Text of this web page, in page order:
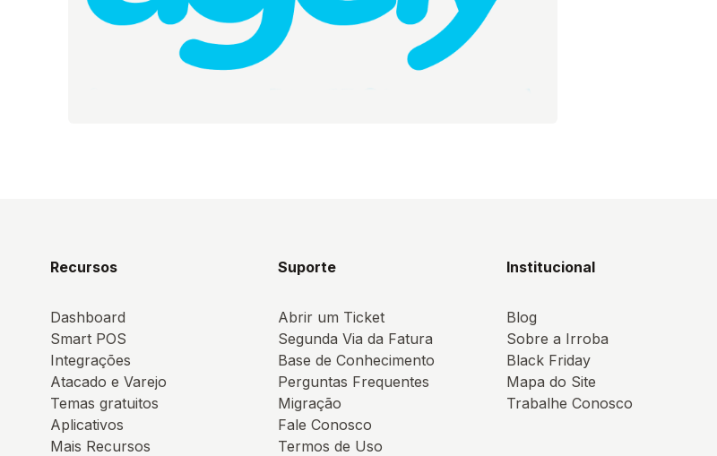
Recursos
Dashboard
Smart POS
Integrações
Atacado e Varejo
Temas gratuitos
Aplicativos
Mais Recursos
Suporte
Abrir um Ticket
Segunda Via da Fatura
Base de Conhecimento
Perguntas Frequentes
Migração
Fale Conosco
Termos de Uso
Institucional
Blog
Sobre a Irroba
Black Friday
Mapa do Site
Trabalhe Conosco